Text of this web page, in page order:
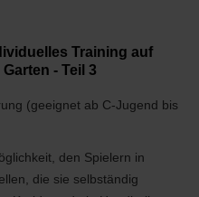
Training auf
- Teil 3
(geeignet ab C-Jugend bis
den Spielern in
die sie selbständig